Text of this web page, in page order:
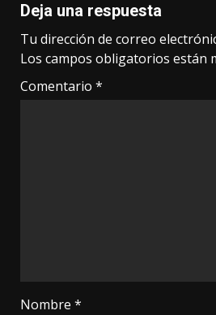
Deja una respuesta
Tu dirección de correo
Los campos obligatorios están
Comentario *
Nombre *